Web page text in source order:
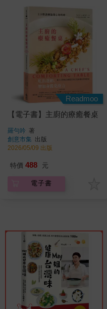
Readmoo
【電子書】主廚的療癒餐桌
羅勻吟 著
創意市集 出版
2026/05/09 出版
特價 488 元
電子書